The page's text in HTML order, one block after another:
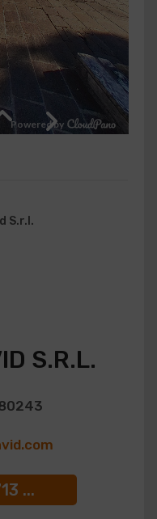
S.R.L.
...